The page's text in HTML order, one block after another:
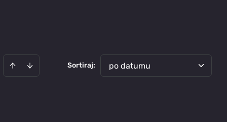
Sortiraj: po datumu